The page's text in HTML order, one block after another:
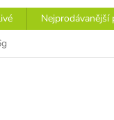
Nejprodávanější